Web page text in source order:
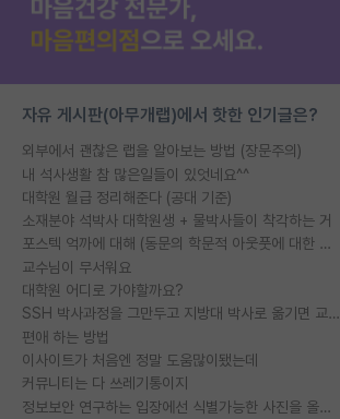
자유 게시판(아무개랩)에서 핫한 인기글은?
외부에서 괜찮은 랩을 알아보는 방법 (장문주의)
내 석사생활 참 많은일들이 있엇네요^^
대학원 월급 정리해준다 (공대 기준)
소재분야 석박사 대학원생 + 물박사들이 착각하는 거
포스텍 억까에 대해 (동문의 학문적 아웃풋에 대한 반박)
교수님이 무서워요
대학원 어디로 가야할까요?
SSH 박사과정을 그만두고 지방대 박사로 옮기면 교수의 꿈은 끝일까요?
편애 하는 방법
이사이트가 처음엔 정말 도움많이됐는데
커뮤니티는 다 쓰레기통이지
정보보안 연구하는 입장에선 식별가능한 사진을 올리는건 비추이긴함